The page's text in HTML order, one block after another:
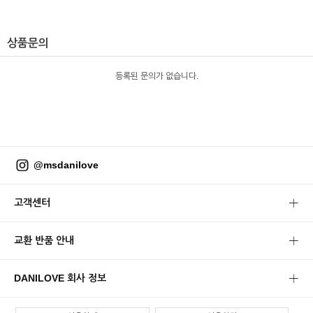
상품문의
등록된 문의가 없습니다.
@msdanilove
고객센터
교환 반품 안내
DANILOVE 회사 정보